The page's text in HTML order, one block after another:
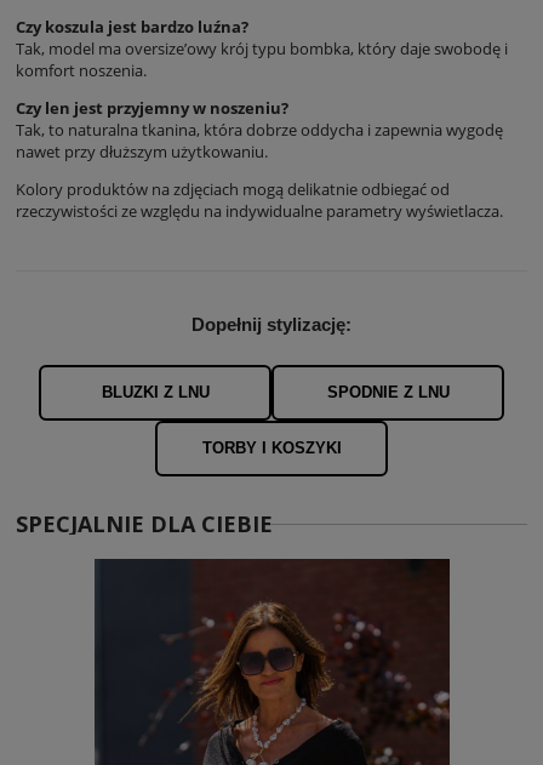
Czy koszula jest bardzo luźna?
Tak, model ma oversize’owy krój typu bombka, który daje swobodę i
komfort noszenia.
Czy len jest przyjemny w noszeniu?
Tak, to naturalna tkanina, która dobrze oddycha i zapewnia wygodę
nawet przy dłuższym użytkowaniu.
Kolory produktów na zdjęciach mogą delikatnie odbiegać od
rzeczywistości ze względu na indywidualne parametry wyświetlacza.
Dopełnij stylizację:
BLUZKI Z LNU SPODNIE Z LNU
TORBY I KOSZYKI